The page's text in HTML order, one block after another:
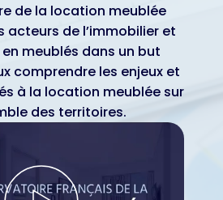
de la location meublée
acteurs de l’immobilier et
meublés dans un but
comprendre les enjeux et
à la location meublée sur
des territoires.